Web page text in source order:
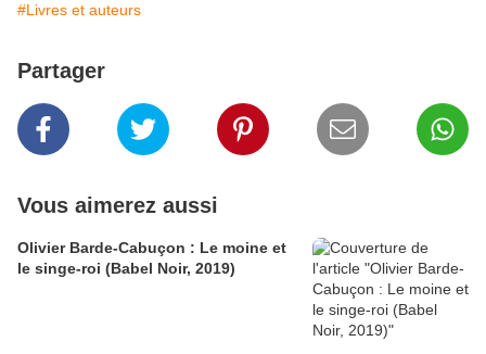
#Livres et auteurs
Partager
Vous aimerez aussi
Olivier Barde-Cabuçon : Le moine et
le singe-roi (Babel Noir, 2019)